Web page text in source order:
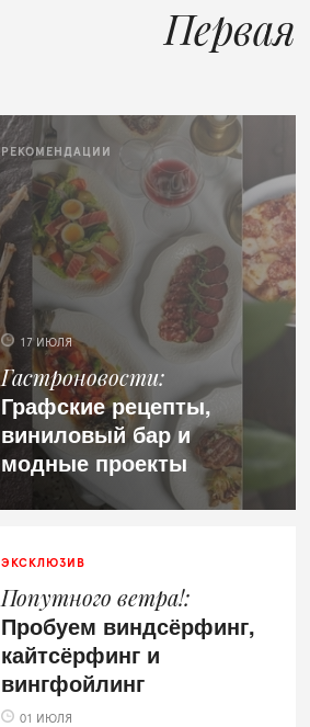
Первая
РЕКОМЕНДАЦИИ
17 ИЮЛЯ
Гастроновости
Графские рецепты,
виниловый бар и
модные проекты
ЭКСКЛЮЗИВ
Попутного ветра!
Пробуем виндсёрфинг,
кайтсёрфинг и
вингфойлинг
01 ИЮЛЯ